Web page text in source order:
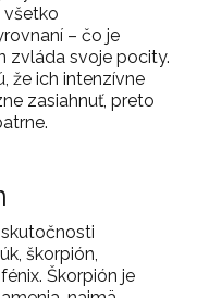
všetko
– čo je
zvláda svoje pocity.
že ich intenzívne
zasiahnuť, preto
škorpión,
Škorpión je